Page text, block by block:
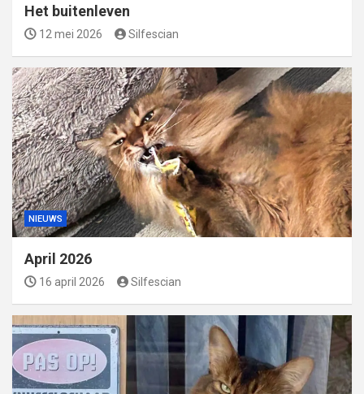
Het buitenleven
12 mei 2026 Silfescian
NIEUWS
April 2026
16 april 2026 Silfescian